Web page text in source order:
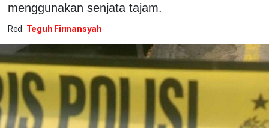
menggunakan senjata tajam.
Red: Teguh Firmansyah